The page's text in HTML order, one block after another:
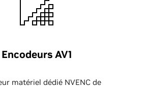
Encodeurs AV1
matériel dédié NVENC de